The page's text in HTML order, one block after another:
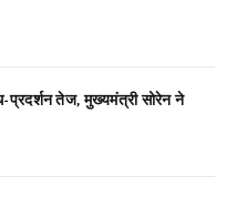
प्रदर्शन तेज, मुख्यमंत्री सोरेन ने